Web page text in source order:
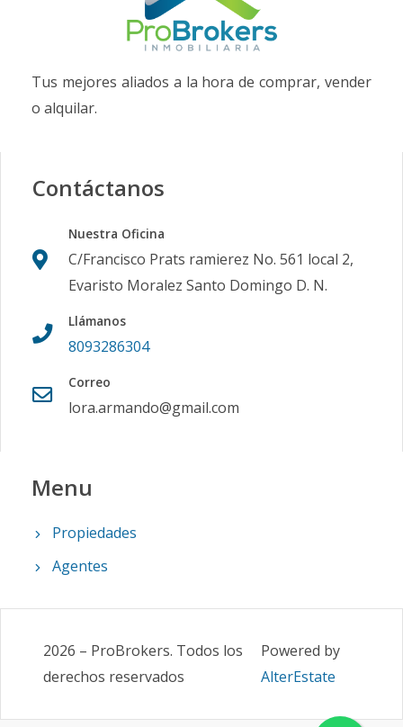
Tus mejores aliados a la hora de comprar, vender
o alquilar.
Contáctanos
Nuestra Oficina
C/Francisco Prats ramierez No. 561 local 2,
Evaristo Moralez Santo Domingo D. N.
Llámanos
8093286304
Correo
lora.armando@gmail.com
Menu
Propiedades
Agentes
2026 – ProBrokers. Todos los
derechos reservados
Powered by
AlterEstate